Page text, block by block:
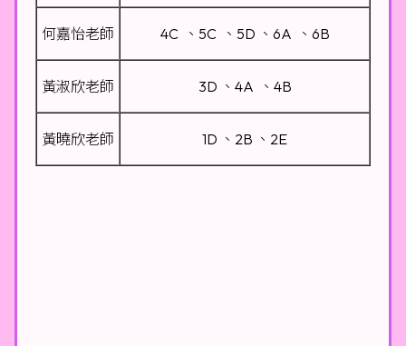
何嘉怡老師 4C 、5C 、5D 、6A 、6B
黃淑欣老師 3D 、4A 、4B
黃曉欣老師 1D 、2B 、2E